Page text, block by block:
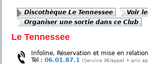
Discothèque Le Tennessee Voir
Organiser une sortie dans ce Club
Le Tennessee
Infoline, Réservation et mise en
Tél : 06.01.87.1 (Service 3€/appel + prix